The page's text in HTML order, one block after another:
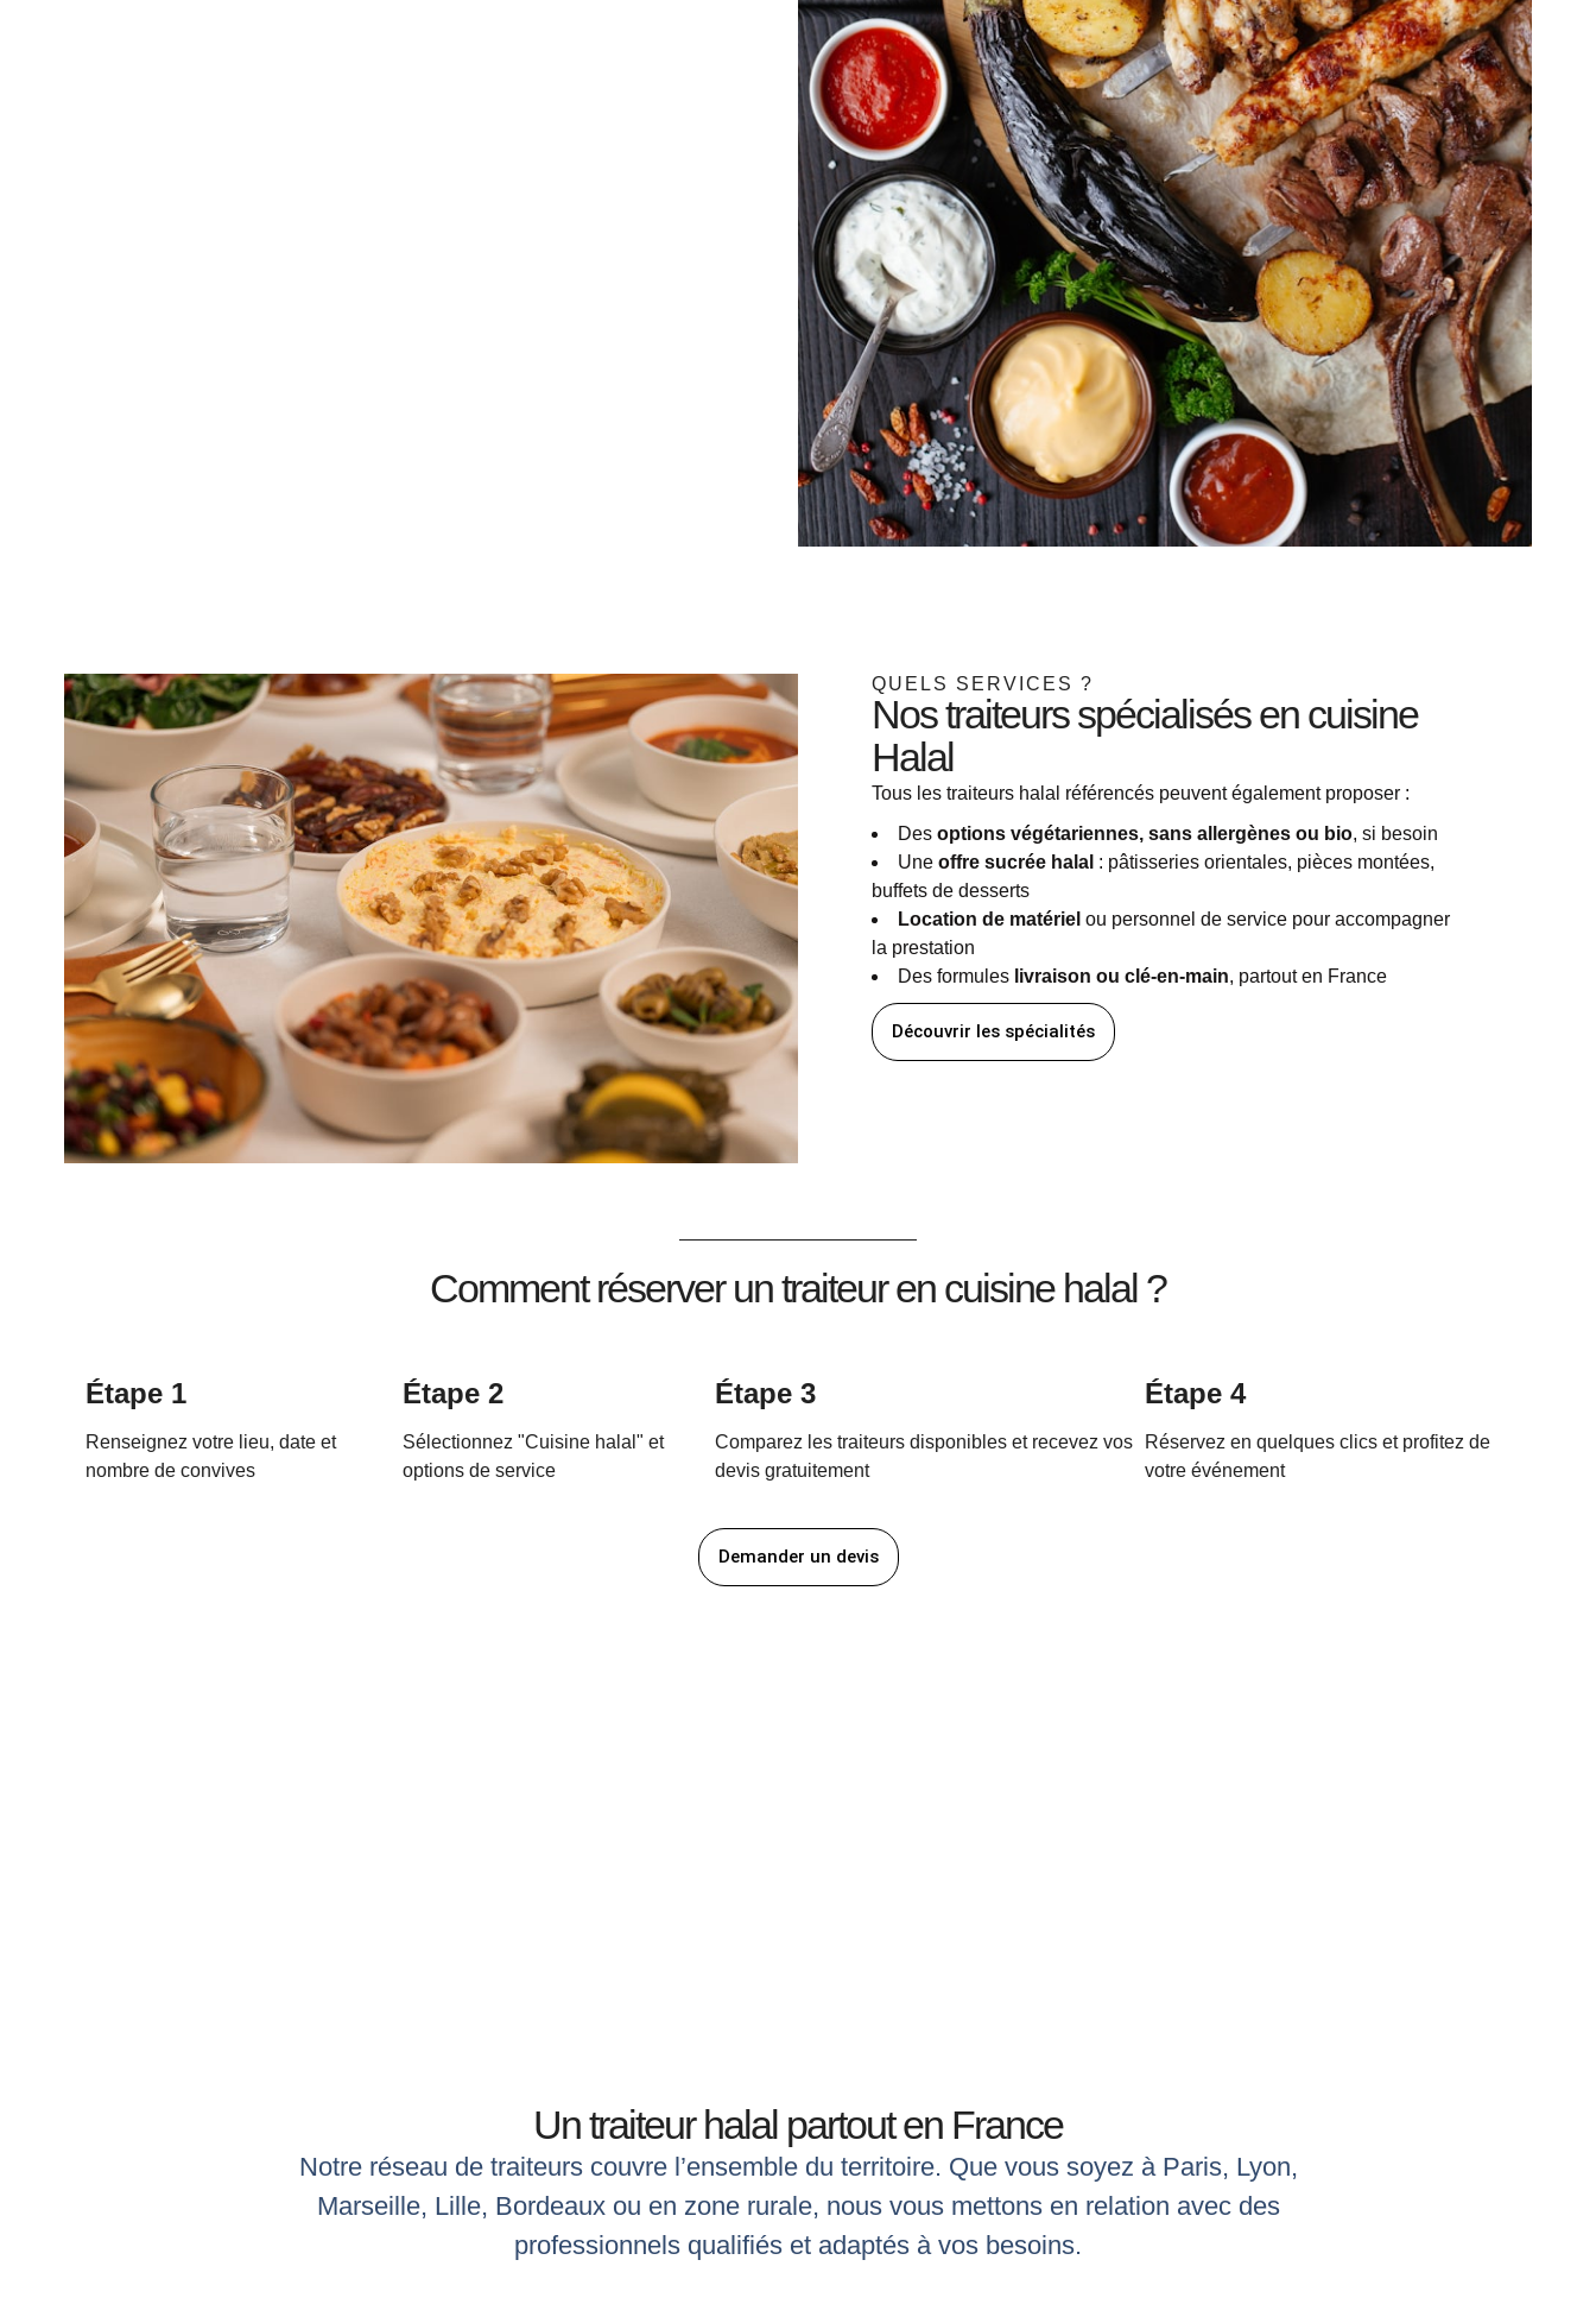
QUELS SERVICES ?
Nos traiteurs spécialisés en cuisine
Halal
Tous les traiteurs halal référencés peuvent également proposer :
Des options végétariennes, sans allergènes ou bio, si besoin
Une offre sucrée halal : pâtisseries orientales, pièces montées,
buffets de desserts
Location de matériel ou personnel de service pour accompagner
la prestation
Des formules livraison ou clé-en-main, partout en France
Découvrir les spécialités
Comment réserver un traiteur en cuisine halal ?
Étape 1
Renseignez votre lieu, date et
nombre de convives
Étape 2
Sélectionnez "Cuisine halal" et
options de service
Étape 3
Comparez les traiteurs disponibles et recevez vos
devis gratuitement
Étape 4
Réservez en quelques clics et profitez de
votre événement
Demander un devis
Un traiteur halal partout en France
Notre réseau de traiteurs couvre l’ensemble du territoire. Que vous soyez à Paris, Lyon,
Marseille, Lille, Bordeaux ou en zone rurale, nous vous mettons en relation avec des
professionnels qualifiés et adaptés à vos besoins.